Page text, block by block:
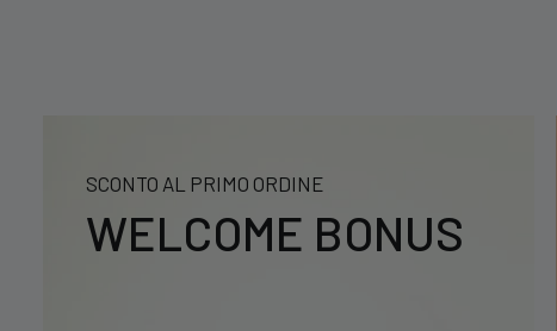
SCONTO AL PRIMO ORDINE
WELCOME BONUS